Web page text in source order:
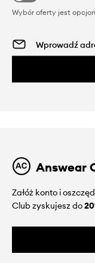
Wybór oferty jest
Answear
Załóż konto i
Club zyskujesz do